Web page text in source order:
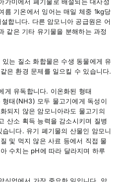
름 기온에서 잉어는 매일 체중 1kg당
합니다. 다른 암모니아 공급원은 어
같은 기타 유기물을 분해하는 과정
는 질소 화합물은 수생 동물에게 유
은 환경 문제를 일으킬 수 있습니다.
게 유독합니다. 이온화된 형태
태(NH3) 모두 물고기에게 독성이
되지 않은 암모니아라도 물고기의
산소 획득 능력을 감소시키며 질병
니다. 유기 폐기물의 산물인 암모니
및 먹지 않은 사료 등에서 직접 물
수치는 pH에 따라 달라지며 하루